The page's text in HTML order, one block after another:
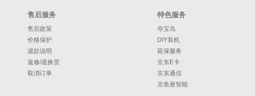
售后服务
售后政策
价格保护
退款说明
返修/退换货
取消订单
特色服务
夺宝岛
DIY装机
延保服务
京东E卡
京东通信
京鱼座智能